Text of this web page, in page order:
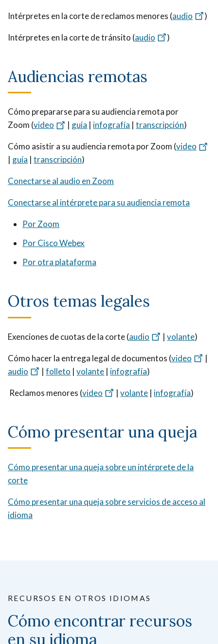
Intérpretes en la corte de reclamos menores (audio )
Intérpretes en la corte de tránsito (audio )
Audiencias remotas
Cómo prepararse para su audiencia remota por
Zoom (video | guía | infografía |transcripción)
Cómo asistir a su audiencia remota por Zoom (video
| guía | transcripción)
Conectarse al audio en Zoom
Conectarse al intérprete para su audiencia remota
Por Zoom
Por Cisco Webex
Por otra plataforma
Otros temas legales
Exenciones de cuotas de la corte (audio |volante)
Cómo hacer la entrega legal de documentos (video
|
audio
|folleto |volante | infografía)
Reclamos menores (video |volante | infografía)
Cómo presentar una queja
Cómo presentar una queja sobre un intérprete de la
corte
Cómo presentar una queja sobre servicios de acceso al
idioma
RECURSOS EN OTROS IDIOMAS
Cómo encontrar recursos
en su idioma